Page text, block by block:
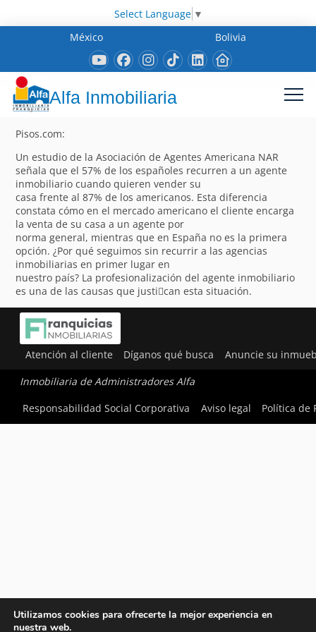
Select Language ▼
México
Bolivia
Alfa Inmobiliaria
Pisos.com:
Un estudio de la Asociación de Agentes Americana NAR
señala que el 57% de los españoles recurren a un agente
inmobiliario cuando quieren vender su
casa frente al 87% de los americanos. Esta diferencia
constata cómo en el mercado americano el cliente encarga
la venta de su casa a un agente por
norma general, mientras que en España no es la primera
opción. ¿Por qué seguimos sin recurrir a las agencias
inmobiliarias en primer lugar en
nuestro país? La profesionalización del agente inmobiliario
es una de las causas que justi􀁽can esta situación.
Atención al cliente Díganos qué busca Anuncie su
Inmobiliaria de Administradores Alfa
Responsabilidad Social Corporativa
Aviso legal Política de
Utilizamos cookies para ofrecerte la mejor experiencia en
nuestra web.